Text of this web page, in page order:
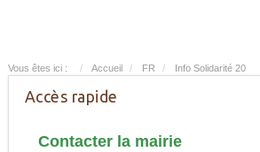
Vous êtes ici : Accueil FR Info Solidarité 20
Accès rapide
Contacter la mairie